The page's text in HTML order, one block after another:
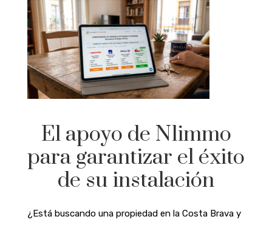
El apoyo de N1immo
para garantizar el éxito
de su instalación
¿Está buscando una propiedad en la Costa Brava y